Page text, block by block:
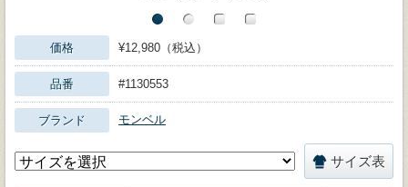
価格 ¥12,980（税込）
品番 #1130553
ブランド モンベル
サイズ表